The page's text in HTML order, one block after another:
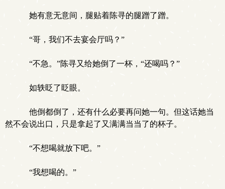
她有意无意间，腿贴着陈寻的腿蹭了蹭。
“哥，我们不去宴会厅吗？”
“不急。”陈寻又给她倒了一杯，“还喝吗？”
如轶眨了眨眼。
他倒都倒了，还有什么必要再问她一句。但这话她当
然不会说出口，只是拿起了又满满当当了的杯子。
“不想喝就放下吧。”
“我想喝的。”